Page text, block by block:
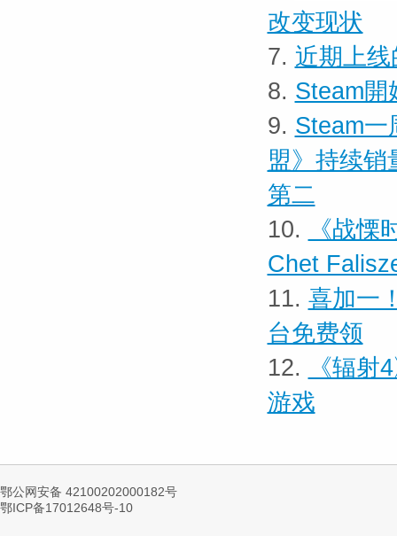
改变现状
7. 近期上
8. Steam開
9. Steam一
盟》持续销
第二
10.
《战
Chet
11. 喜加一
台免费领
12.
《辐
游戏
鄂公网安备 42100202000182号
鄂ICP备17012648号-10